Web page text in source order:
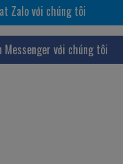
Zalo với chúng tôi
Messenger với chúng tôi